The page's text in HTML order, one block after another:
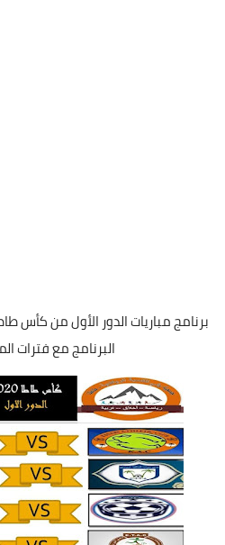
برنامج مباريات الدور الأول من كأس طاطا 2020 مواجهات
البرنامج مع فترات